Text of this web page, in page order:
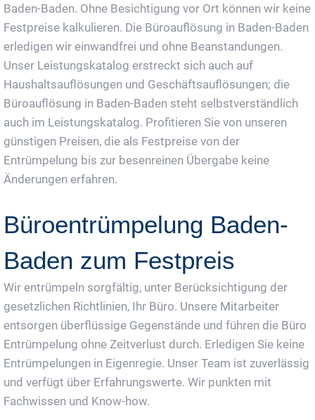
Baden-Baden. Ohne Besichtigung vor Ort können wir keine
Festpreise kalkulieren. Die Büroauflösung in Baden-Baden
erledigen wir einwandfrei und ohne Beanstandungen.
Unser Leistungskatalog erstreckt sich auch auf
Haushaltsauflösungen und Geschäftsauflösungen; die
Büroauflösung in Baden-Baden steht selbstverständlich
auch im Leistungskatalog. Profitieren Sie von unseren
günstigen Preisen, die als Festpreise von der
Entrümpelung bis zur besenreinen Übergabe keine
Änderungen erfahren.
Büroentrümpelung Baden-
Baden zum Festpreis
Wir entrümpeln sorgfältig, unter Berücksichtigung der
gesetzlichen Richtlinien, Ihr Büro. Unsere Mitarbeiter
entsorgen überflüssige Gegenstände und führen die Büro
Entrümpelung ohne Zeitverlust durch. Erledigen Sie keine
Entrümpelungen in Eigenregie. Unser Team ist zuverlässig
und verfügt über Erfahrungswerte. Wir punkten mit
Fachwissen und Know-how.